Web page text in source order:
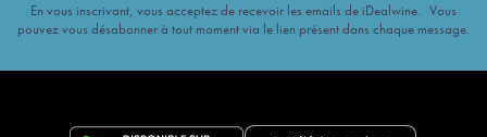
En vous inscrivant, vous acceptez de recevoir les emails de iDealwine. Vous
pouvez vous désabonner à tout moment via le lien présent dans chaque message.